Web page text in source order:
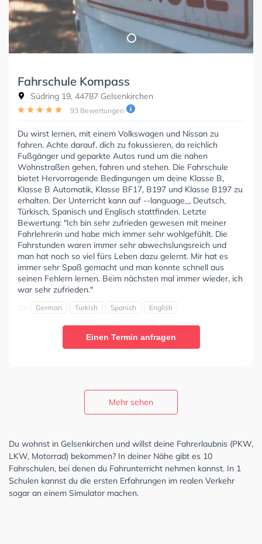
Fahrschule Kompass
Südring 19, 44787 Gelsenkirchen
93 Bewertungen
Du wirst lernen, mit einem Volkswagen und Nissan zu
fahren. Achte darauf, dich zu fokussieren, da reichlich
Fußgänger und geparkte Autos rund um die nahen
Wohnstraßen gehen, fahren und stehen. Die Fahrschule
bietet Hervorragende Bedingungen um deine Klasse B,
Klasse B Automatik, Klasse BF17, B197 und Klasse B197 zu
erhalten. Der Unterricht kann auf --language_, Deutsch,
Türkisch, Spanisch und Englisch stattfinden. Letzte
Bewertung: "Ich bin sehr zufrieden gewesen mit meiner
Fahrlehrerin und habe mich immer sehr wohlgefühlt. Die
Fahrstunden waren immer sehr abwechslungsreich und
man hat noch so viel fürs Leben dazu gelernt. Mir hat es
immer sehr Spaß gemacht und man konnte schnell aus
seinen Fehlern lernen. Beim nächsten mal immer wieder, ich
war sehr zufrieden."
German Turkish Spanish English
Einen Termin anfragen
Mehr sehen
Du wohnst in Gelsenkirchen und willst deine Fahrerlaubnis (PKW,
LKW, Motorrad) bekommen? In deiner Nähe gibt es 10
Fahrschulen, bei denen du Fahrunterricht nehmen kannst. In 1
Schulen kannst du die ersten Erfahrungen im realen Verkehr
sogar an einem Simulator machen.